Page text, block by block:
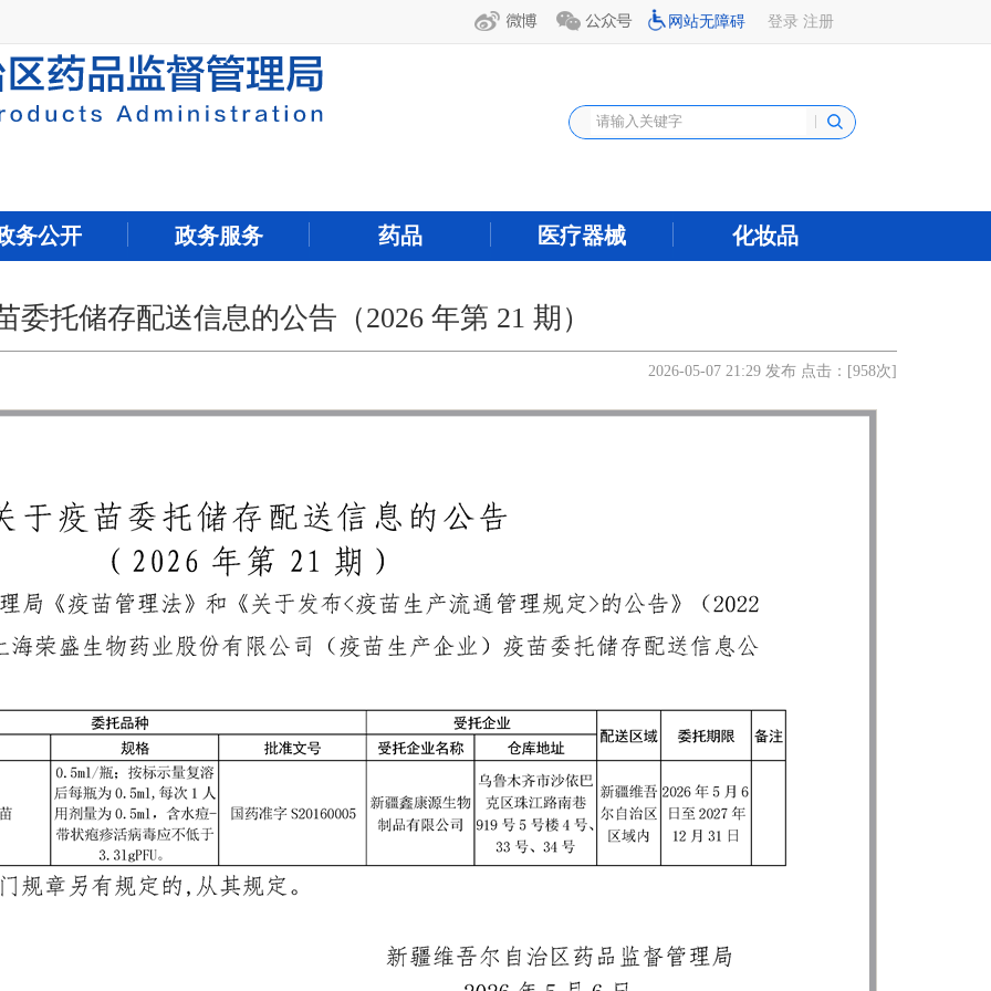
登录 注册
网站无障碍
务公开 政务服务 药品 医疗器械 化妆品
委托储存配送信息的公告（2026 年第 21 期）
2026-05-07 21:29 发布 点击：[958次]